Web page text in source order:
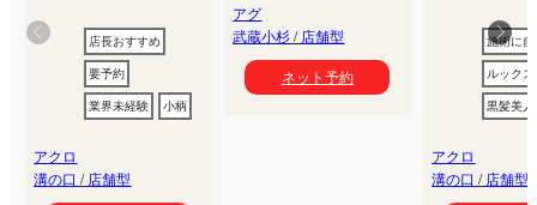
店長おすすめ
要予約
業界未経験
小柄
アクロ
溝の口 / 店舗型
アグ
武蔵小杉/ 店舗型
ネット予約
施術に
ルック
黒髪美人
アクロ
溝の口 / 店舗型